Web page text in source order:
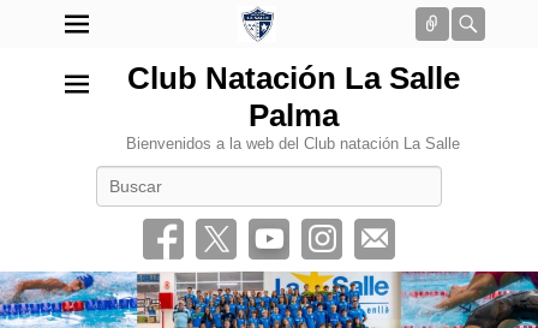
Conectar
Club Natación La Salle
Palma
Bienvenidos a la web del Club natación La Salle